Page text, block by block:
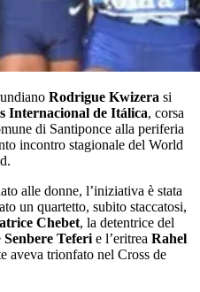
Rodrigue Kwizera si
Internacional de Itálica, corsa
di Santiponce alla periferia
incontro stagionale del World
alle donne, l’iniziativa è stata
un quartetto, subito staccatosi,
Chebet, la detentrice del
Senbere Teferi e l’eritrea Rahel
aveva trionfato nel Cross de